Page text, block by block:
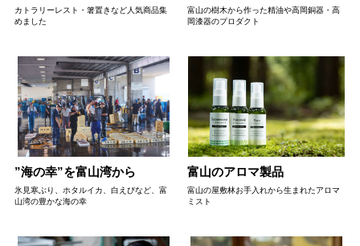
カトラリーレスト・箸置きなど人気商品集
めました
富山の樹木から作った精油や高岡銅器・高
岡漆器のプロダクト
”海の幸”を富山湾から
氷見寒ぶり、ホタルイカ、白えびなど、富
山湾の豊かな海の幸
富山のアロマ製品
富山の屋敷林お手入れから生まれたアロマ
ミスト